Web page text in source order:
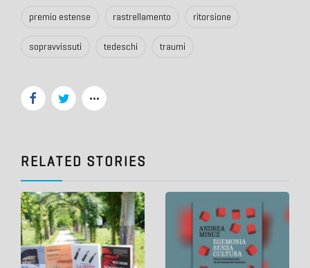
premio estense rastrellamento ritorsione
sopravvissuti tedeschi traumi
RELATED STORIES